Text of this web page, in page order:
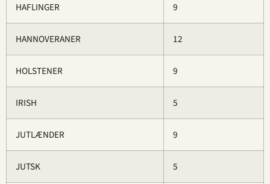
HAFLINGER 9
HANNOVERANER 12
HOLSTENER 9
IRISH 5
JUTLÆNDER 9
JUTSK 5